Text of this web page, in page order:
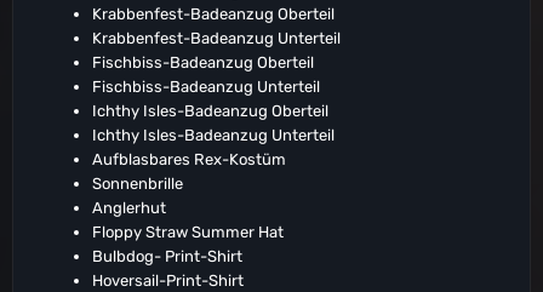
Krabbenfest-Badeanzug Oberteil
Krabbenfest-Badeanzug Unterteil
Fischbiss-Badeanzug Oberteil
Fischbiss-Badeanzug Unterteil
Ichthy Isles-Badeanzug Oberteil
Ichthy Isles-Badeanzug Unterteil
Aufblasbares Rex-Kostüm
Sonnenbrille
Anglerhut
Floppy Straw Summer Hat
Bulbdog- Print-Shirt
Hoversail-Print-Shirt